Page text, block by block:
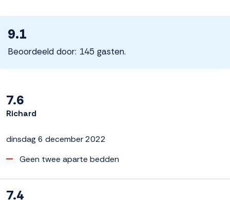
9.1
Beoordeeld door: 145 gasten.
7.6
Richard
dinsdag 6 december 2022
Geen twee aparte bedden
7.4